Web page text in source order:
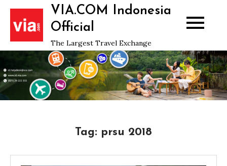
Skip
content
VIA.COM Indonesia
Official
The Largest Travel Exchange
Tag: prsu 2018